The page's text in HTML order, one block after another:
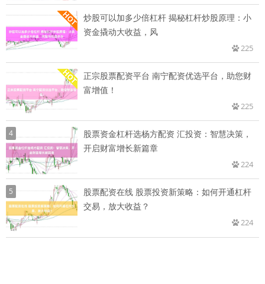
炒股可以加多少倍杠杆 揭秘杠杆炒股原理：小
资金撬动大收益，风
225
正宗股票配资平台 南宁配资优选平台，助您财
富增值！
225
4
股票资金杠杆选杨方配资 汇投资：智慧决策，
开启财富增长新篇章
224
5
股票配资在线 股票投资新策略：如何开通杠杆
交易，放大收益？
224